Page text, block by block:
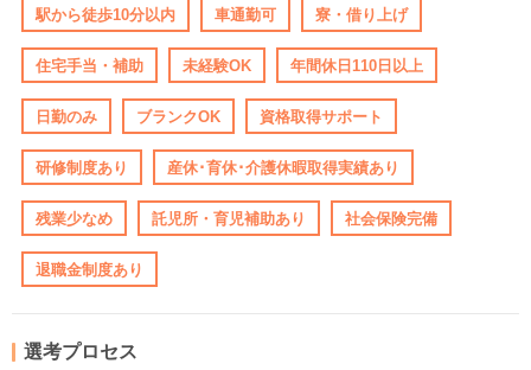
駅から徒歩10分以内 車通勤可 寮・借り上げ
住宅手当・補助 未経験OK 年間休日110日以上
日勤のみ ブランクOK 資格取得サポート
研修制度あり 産休･育休･介護休暇取得実績あり
残業少なめ 託児所・育児補助あり 社会保険完備
退職金制度あり
選考プロセス